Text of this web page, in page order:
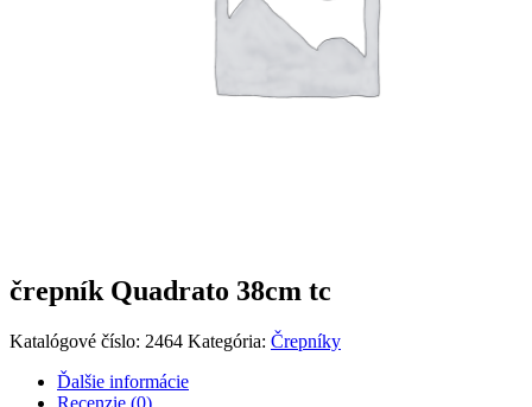
črepník Quadrato 38cm tc
Katalógové číslo: 2464 Kategória: Črepníky
Ďalšie informácie
Recenzie (0)